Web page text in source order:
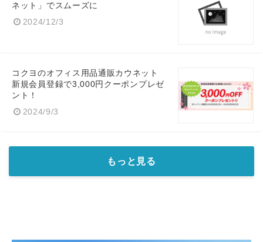
ネット」でスムーズに
2024/12/3
コクヨのオフィス用品通販カウネット
新規会員登録で3,000円クーポンプレゼ
ント！
2024/9/3
もっと見る